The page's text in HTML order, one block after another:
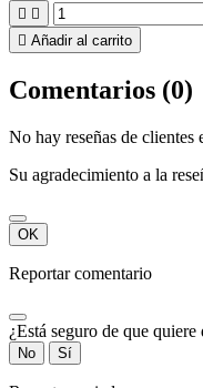
 
 Añadir al carrito
Comentarios (0)
No hay reseñas de clientes
Su agradecimiento a la
OK
Reportar comentario
¿Está seguro de que
No Sí